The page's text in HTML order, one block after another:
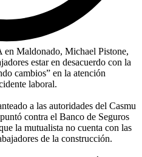
Maldonado, Michael Pistone,
estar en desacuerdo con la
cambios” en la atención
laboral.
a las autoridades del Casmu
contra el Banco de Seguros
la mutualista no cuenta con las
de la construcción.